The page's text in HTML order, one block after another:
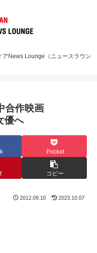
News Lounge（ニュースラウン
合作映画
優へ
Pocket
コピー
2012.09.10 2023.10.07